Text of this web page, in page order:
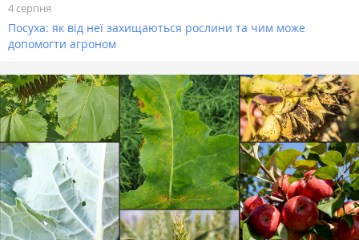
4 серпня
Посуха: як від неї захищаються рослини та чим може
допомогти агроном